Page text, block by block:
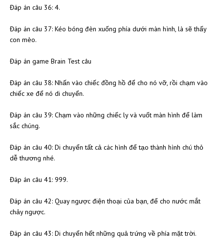
Đáp án câu 36: 4.
Đáp án câu 37: Kéo bóng đèn xuống phía dưới màn hình, là sẽ thấy
con mèo.
Đáp án game Brain Test câu
Đáp án câu 38: Nhấn vào chiếc đồng hồ để cho nó vỡ, rồi chạm vào
chiếc xe để nó di chuyển.
Đáp án câu 39: Chạm vào những chiếc ly và vuốt màn hình để làm
sắc chúng.
Đáp án câu 40: Di chuyển tất cả các hình để tạo thành hình chú thỏ
dễ thương nhé.
Đáp án câu 41: 999.
Đáp án câu 42: Quay ngược điện thoại của bạn, để cho nước mắt
chảy ngược.
Đáp án câu 43: Di chuyển hết những quả trứng về phía mặt trời.